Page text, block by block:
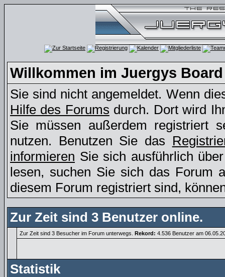
Willkommen im Juergys Board
Sie sind nicht angemeldet. Wenn
Hilfe des Forums durch. Dort wird
Sie müssen außerdem registriert
nutzen. Benutzen Sie das
informieren Sie sich ausführlich
lesen, suchen Sie sich das Forum
diesem Forum registriert sind,
Zur Zeit sind 3 Benutzer online.
Zur Zeit sind 3 Besucher im Forum unterwegs. Rekord: 4.536 Benutzer am
Statistik